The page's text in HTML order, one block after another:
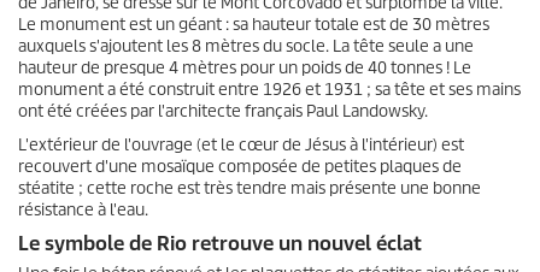
Le monument est un géant : sa hauteur totale est de 30 mètres
auxquels s'ajoutent les 8 mètres du socle. La tête seule a une
hauteur de presque 4 mètres pour un poids de 40 tonnes ! Le
monument a été construit entre 1926 et 1931 ; sa tête et ses mains
ont été créées par l'architecte français Paul Landowsky.
L'extérieur de l'ouvrage (et le cœur de Jésus à l'intérieur) est
recouvert d'une mosaïque composée de petites plaques de
stéatite ; cette roche est très tendre mais présente une bonne
résistance à l'eau.
Le symbole de Rio retrouve un nouvel éclat